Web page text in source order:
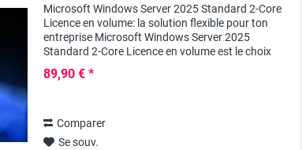
Microsoft Windows Server 2025 Standard 2-Core
Licence en volume: la solution flexible pour ton
entreprise Microsoft Windows Server 2025
Standard 2-Core Licence en volume est le choix
89,90 € *
Comparer
Se souv.